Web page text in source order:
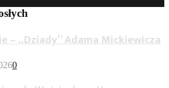
– „Dziady” Adama Mickiewicza
0